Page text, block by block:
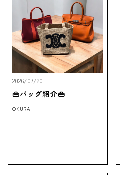
2026/07/20
👜バッグ紹介👜
OKURA